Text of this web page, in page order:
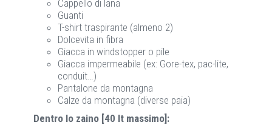
Cappello di lana
Guanti
T-shirt traspirante (almeno 2)
Dolcevita in fibra
Giacca in windstopper o pile
Giacca impermeabile (ex: Gore-tex, pac-lite,
conduit…)
Pantalone da montagna
Calze da montagna (diverse paia)
Dentro lo zaino [40 lt massimo]: